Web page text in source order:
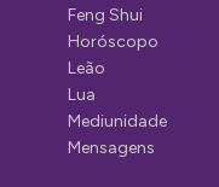
Feng Shui
Horóscopo
Leão
Lua
Mediunidade
Mensagens